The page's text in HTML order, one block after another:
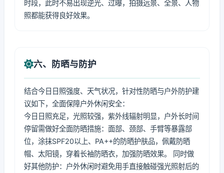
时段，此时不易出现逆光、过曝，拍摄远景、全景、人物
照都能获得良好效果。
六、防晒与防护
结合今日日照强度、天气状况，针对性防晒与户外防护建
议如下，全面保障户外休闲安全：
今日日照充足，光照较强，紫外线辐射明显，户外长时间
停留需做好全面防晒措施：面部、颈部、手臂等暴露部
位，涂抹SPF20以上、PA++的防晒护肤品，佩戴防晒
帽、太阳镜，穿着长袖防晒衣，加强防晒效果。 同时做
好其他防护：户外休闲时避免用手直接触碰强光照射后的